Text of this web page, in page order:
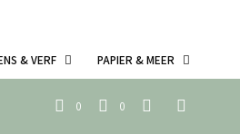
& VERF PAPIER & MEER
0 0